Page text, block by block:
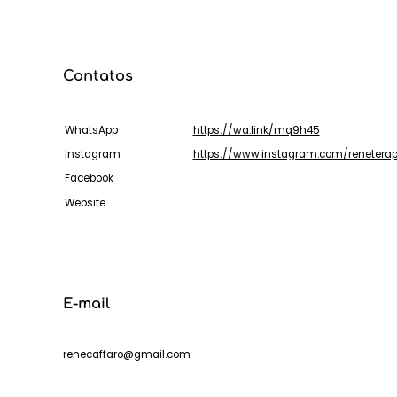
Contatos
WhatsApp
https://wa.link/mq9h45
Instagram
https://www.instagram.com/
Facebook
Website
E-mail
renecaffaro@gmail.com